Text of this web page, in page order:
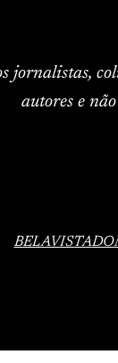
jornalistas,
autores e
BELAVISTA